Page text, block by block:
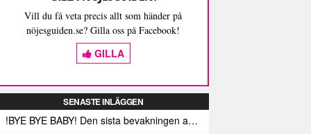
Vill du få veta precis allt som händer på
nöjesguiden.se? Gilla oss på Facebook!
GILLA
SENASTE INLÄGGEN
!BYE BYE BABY! Den sista bevakningen av Fashion Week Stockholm – och med den de sista skrivna orden (här)